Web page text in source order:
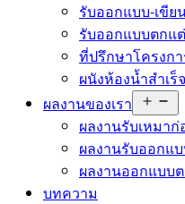
รับออกแบบ-เขีย
รับออกแบบตกแ
ที่ปรึกษาโครงก
ผนังห้องน้ำสำเร็
ผลงานของเรา
ผลงานรับเหมาก่
ผลงานรับออกแ
ผลงานออกแบบ
บทความ